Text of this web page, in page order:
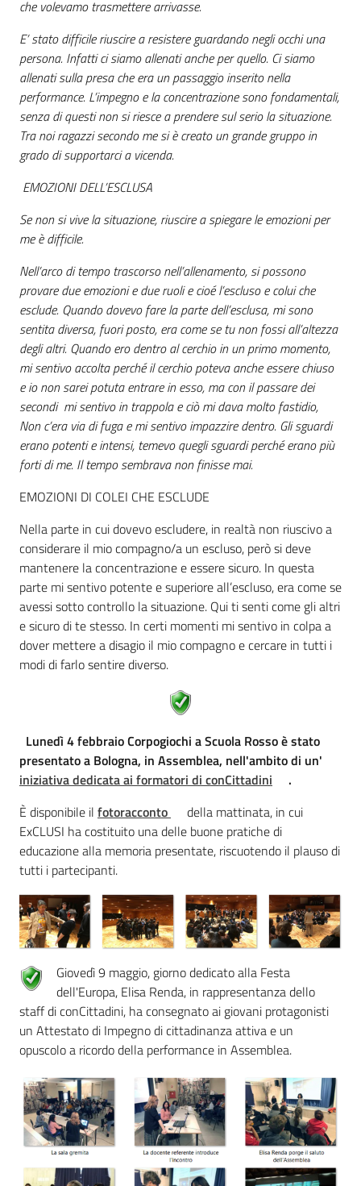
che volevamo trasmettere arrivasse.
E’ stato difficile riuscire a resistere guardando negli occhi una
persona. Infatti ci siamo allenati anche per quello. Ci siamo
allenati sulla presa che era un passaggio inserito nella
performance. L’impegno e la concentrazione sono fondamentali,
senza di questi non si riesce a prendere sul serio la situazione.
Tra noi ragazzi secondo me si è creato un grande gruppo in
grado di supportarci a vicenda.
EMOZIONI DELL’ESCLUSA
Se non si vive la situazione, riuscire a spiegare le emozioni per
me è difficile.
Nell’arco di tempo trascorso nell’allenamento, si possono
provare due emozioni e due ruoli e cioé l’escluso e colui che
esclude. Quando dovevo fare la parte dell’esclusa, mi sono
sentita diversa, fuori posto, era come se tu non fossi all’altezza
degli altri. Quando ero dentro al cerchio in un primo momento,
mi sentivo accolta perché il cerchio poteva anche essere chiuso
e io non sarei potuta entrare in esso, ma con il passare dei
secondi mi sentivo in trappola e ciò mi dava molto fastidio,
Non c’era via di fuga e mi sentivo impazzire dentro. Gli sguardi
erano potenti e intensi, temevo quegli sguardi perché erano più
forti di me. Il tempo sembrava non finisse mai.
EMOZIONI DI COLEI CHE ESCLUDE
Nella parte in cui dovevo escludere, in realtà non riuscivo a
considerare il mio compagno/a un escluso, però si deve
mantenere la concentrazione e essere sicuro. In questa
parte mi sentivo potente e superiore all’escluso, era come se
avessi sotto controllo la situazione. Qui ti senti come gli altri
e sicuro di te stesso. In certi momenti mi sentivo in colpa a
dover mettere a disagio il mio compagno e cercare in tutti i
modi di farlo sentire diverso.
Lunedì 4 febbraio Corpogiochi a Scuola Rosso è stato
presentato a Bologna, in Assemblea, nell'ambito di un'
iniziativa dedicata ai formatori di conCittadini
.
È disponibile il fotoracconto
della mattinata, in cui
ExCLUSI ha costituito una delle buone pratiche di
educazione alla memoria presentate, riscuotendo il plauso di
tutti i partecipanti.
Giovedì 9 maggio, giorno dedicato alla Festa
dell'Europa, Elisa Renda, in rappresentanza dello
staff di conCittadini, ha consegnato ai giovani protagonisti
un Attestato di Impegno di cittadinanza attiva e un
opuscolo a ricordo della performance in Assemblea.